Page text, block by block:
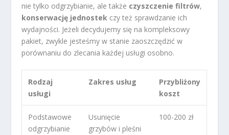
nie tylko odgrzybianie, ale także czyszczenie filtrów,
konserwację jednostek czy też sprawdzanie ich
wydajności. Jeżeli decydujemy się na kompleksowy
pakiet, zwykle jesteśmy w stanie zaoszczędzić w
porównaniu do zlecania każdej usługi osobno.
Rodzaj
usługi
Zakres usług
Przybliżony
koszt
Podstawowe
odgrzybianie
Usunięcie
grzybów i pleśni
100-200 zł